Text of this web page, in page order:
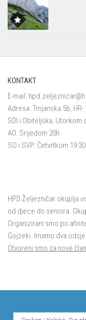
KONTAKT
E-mail:
Adresa: Trnjanska 5b,
SDI i Obiteljska: Utorkom
AO: Srijedom 20h
SO i SVP: Četvrtkom
HPD Željezničar okuplja
od djece do seniora.
Organizirani smo po
Gojzeki. Imamo dva
Otvoreni smo za nove